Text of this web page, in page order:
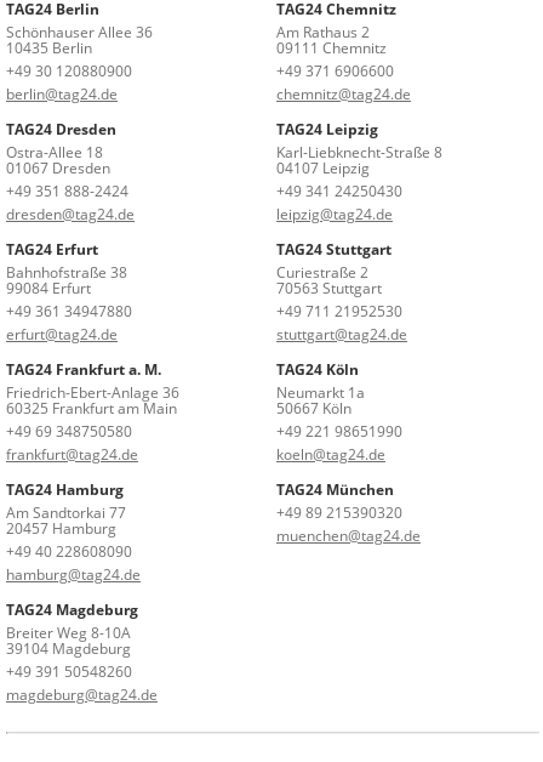
TAG24 Berlin
Schönhauser Allee 36
10435 Berlin
+49 30 120880900
berlin@tag24.de
TAG24 Chemnitz
Am Rathaus 2
09111 Chemnitz
+49 371 6906600
chemnitz@tag24.de
TAG24 Dresden
Ostra-Allee 18
01067 Dresden
+49 351 888-2424
dresden@tag24.de
TAG24 Leipzig
Karl-Liebknecht-Straße 8
04107 Leipzig
+49 341 24250430
leipzig@tag24.de
TAG24 Erfurt
Bahnhofstraße 38
99084 Erfurt
+49 361 34947880
erfurt@tag24.de
TAG24 Stuttgart
Curiestraße 2
70563 Stuttgart
+49 711 21952530
stuttgart@tag24.de
TAG24 Frankfurt a. M.
Friedrich-Ebert-Anlage 36
60325 Frankfurt am Main
+49 69 348750580
frankfurt@tag24.de
TAG24 Köln
Neumarkt 1a
50667 Köln
+49 221 98651990
koeln@tag24.de
TAG24 Hamburg
Am Sandtorkai 77
20457 Hamburg
+49 40 228608090
hamburg@tag24.de
TAG24 München
+49 89 215390320
muenchen@tag24.de
TAG24 Magdeburg
Breiter Weg 8-10A
39104 Magdeburg
+49 391 50548260
magdeburg@tag24.de